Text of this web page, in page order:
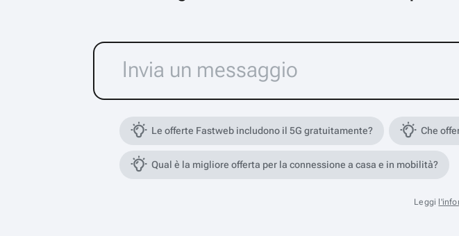
Le offerte Fastweb includono il 5G gratuitamente? Che
Qual è la migliore offerta per la connessione a casa e in mobilità?
Leggi